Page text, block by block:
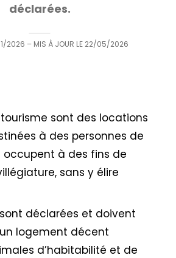
déclarées.
2026 – MIS À JOUR LE 22/05/2026
sont des locations
à des personnes de
occupent à des fins de
sans y élire
déclarées et doivent
logement décent
d’habitabilité et de